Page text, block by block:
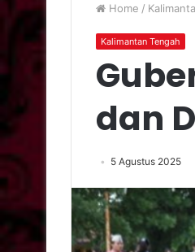
Home /
Kalimantan Tengah
dan
5 Agustus 2025